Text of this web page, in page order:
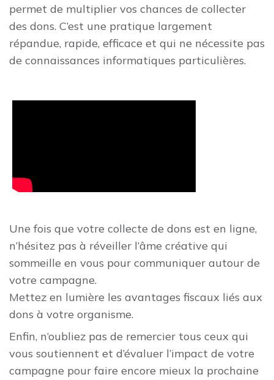
permet de multiplier vos chances de collecter
des dons. C’est une pratique largement
répandue, rapide, efficace et qui ne nécessite pas
de connaissances informatiques particulières.
Une fois que votre collecte de dons est en ligne,
n’hésitez pas à réveiller l’âme créative qui
sommeille en vous pour communiquer autour de
votre campagne.
Mettez en lumière les avantages fiscaux liés aux
dons à votre organisme.
Enfin, n’oubliez pas de remercier tous ceux qui
vous soutiennent et d’évaluer l’impact de votre
campagne pour faire encore mieux la prochaine